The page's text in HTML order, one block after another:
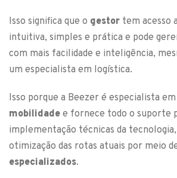
Isso significa que o gestor tem acesso
intuitiva, simples e prática e pode
com mais facilidade e inteligência,
um especialista em logística.
Isso porque a Beezer é especialista em
mobilidade e fornece todo o suporte
implementação técnicas da
otimização das rotas atuais por meio
especializados.